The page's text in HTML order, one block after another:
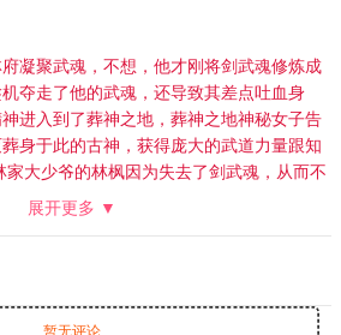
聚武魂，不想，他才刚将剑武魂修炼成
夺走了他的武魂，还导致其差点吐血身
进入到了葬神之地，葬神之地神秘女子告
身于此的古神，获得庞大的武道力量跟知
大少爷的林枫因为失去了剑武魂，从而不
处处针对林枫，就连林枫的妹妹林香儿生
——林宇宏，林家的人才对林枫的态度有
因为没能很好得控制最新得到的力量，杀死
秦骁乃是秦家大长老的孙子，并且一直受
被害，秦家长老自是不甘，他们一怒之
展开更多 ▼